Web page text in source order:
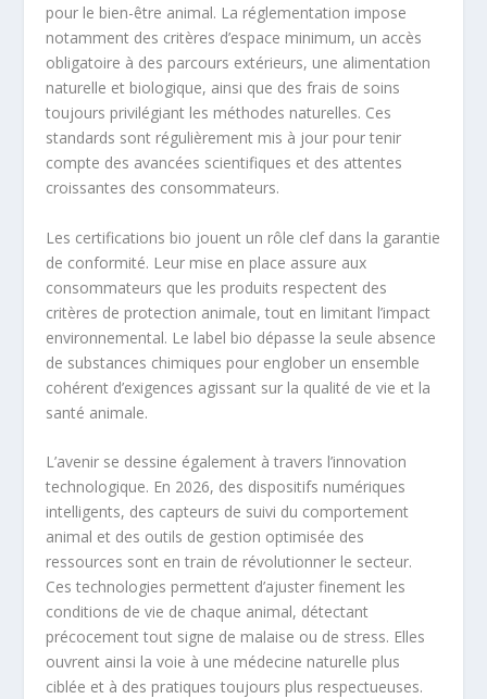
pour le bien-être animal. La réglementation impose
notamment des critères d’espace minimum, un accès
obligatoire à des parcours extérieurs, une alimentation
naturelle et biologique, ainsi que des frais de soins
toujours privilégiant les méthodes naturelles. Ces
standards sont régulièrement mis à jour pour tenir
compte des avancées scientifiques et des attentes
croissantes des consommateurs.
Les certifications bio jouent un rôle clef dans la garantie
de conformité. Leur mise en place assure aux
consommateurs que les produits respectent des
critères de protection animale, tout en limitant l’impact
environnemental. Le label bio dépasse la seule absence
de substances chimiques pour englober un ensemble
cohérent d’exigences agissant sur la qualité de vie et la
santé animale.
L’avenir se dessine également à travers l’innovation
technologique. En 2026, des dispositifs numériques
intelligents, des capteurs de suivi du comportement
animal et des outils de gestion optimisée des
ressources sont en train de révolutionner le secteur.
Ces technologies permettent d’ajuster finement les
conditions de vie de chaque animal, détectant
précocement tout signe de malaise ou de stress. Elles
ouvrent ainsi la voie à une médecine naturelle plus
ciblée et à des pratiques toujours plus respectueuses.